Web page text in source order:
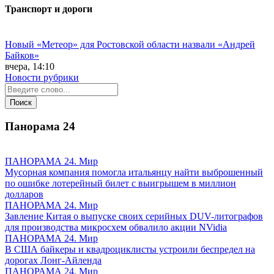
Транспорт и дороги
Новый «Метеор» для Ростовской области назвали «Андрей
Байков»
вчера, 14:10
Новости рубрики
Панорама 24
ПАНОРАМА 24. Мир
Мусорная компания помогла итальянцу найти выброшенный
по ошибке лотерейный билет с выигрышем в миллион
долларов
ПАНОРАМА 24. Мир
Завление Китая о выпуске своих серийных DUV-литографов
для производства микросхем обвалило акции NVidia
ПАНОРАМА 24. Мир
В США байкеры и квадроциклисты устроили беспредел на
дорогах Лонг-Айленда
ПАНОРАМА 24. Мир